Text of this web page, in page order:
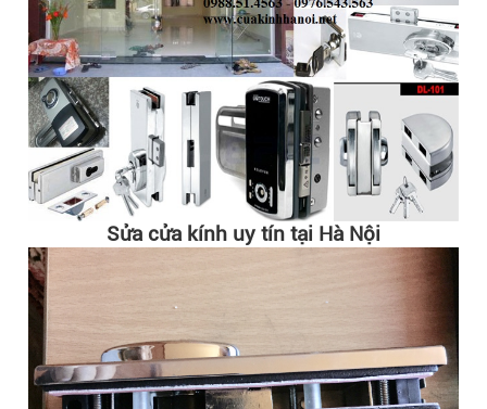
Sửa cửa kính uy tín tại Hà Nội